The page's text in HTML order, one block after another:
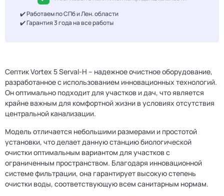
✔️ Работаем по СПб и Лен. области
✔️ Гарантия 3 года на все работы
Септик Vortex 5 Serval-H – надежное очистное оборудование,
разработанное с использованием инновационных технологий.
Он оптимально подходит для участков и дач, что является
крайне важным для комфортной жизни в условиях отсутствия
центральной канализации.
Модель отличается небольшими размерами и простотой
установки, что делает данную станцию биологической
очистки оптимальным вариантом для участков с
ограниченным пространством. Благодаря инновационной
системе фильтрации, она гарантирует высокую степень
очистки воды, соответствующую всем санитарным нормам.